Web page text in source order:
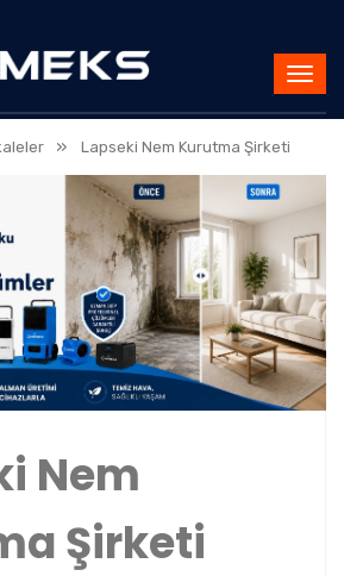
» Lapseki Nem Kurutma Şirketi
Nem
Şirketi